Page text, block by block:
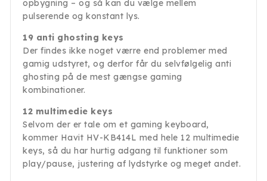
opbygning – og så kan du vælge mellem
pulserende og konstant lys.
19 anti ghosting keys
Der findes ikke noget værre end problemer med
gamig udstyret, og derfor får du selvfølgelig anti
ghosting på de mest gængse gaming
kombinationer.
12 multimedie keys
Selvom der er tale om et gaming keyboard,
kommer Havit HV-KB414L med hele 12 multimedie
keys, så du har hurtig adgang til funktioner som
play/pause, justering af lydstyrke og meget andet.